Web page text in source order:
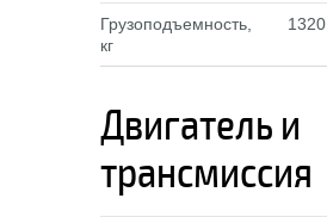
Грузоподъемность,
кг
1320
Двигатель и
трансмиссия